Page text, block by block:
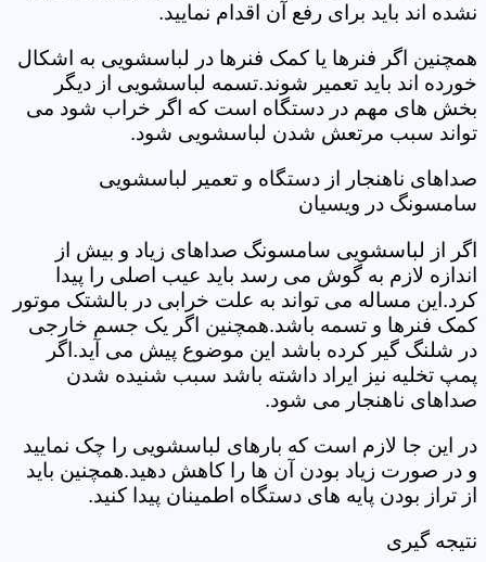
نشده اند باید برای رفع آن اقدام نمایید.
همچنین اگر فنرها یا کمک فنرها در لباسشویی به اشکال
خورده اند باید تعمیر شوند.تسمه لباسشویی از دیگر
بخش های مهم در دستگاه است که اگر خراب شود می
تواند سبب مرتعش شدن لباسشویی شود.
صداهای ناهنجار از دستگاه و تعمیر لباسشویی
سامسونگ در ویسیان
اگر از لباسشویی سامسونگ صداهای زیاد و بیش از
اندازه لازم به گوش می رسد باید عیب اصلی را پیدا
کرد.این مساله می تواند به علت خرابی در بالشتک موتور
کمک فنرها و تسمه باشد.همچنین اگر یک جسم خارجی
در شلنگ گیر کرده باشد این موضوع پیش می آید.اگر
پمپ تخلیه نیز ایراد داشته باشد سبب شنیده شدن
صداهای ناهنجار می شود.
در این جا لازم است که بارهای لباسشویی را چک نمایید
و در صورت زیاد بودن آن ها را کاهش دهید.همچنین باید
از تراز بودن پایه های دستگاه اطمینان پیدا کنید.
نتیجه گیری